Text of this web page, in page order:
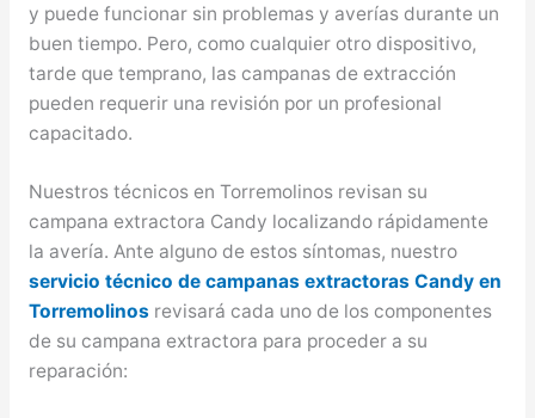
y puede funcionar sin problemas y averías durante un
buen tiempo. Pero, como cualquier otro dispositivo,
tarde que temprano, las campanas de extracción
pueden requerir una revisión por un profesional
capacitado.
Nuestros técnicos en Torremolinos revisan su
campana extractora Candy localizando rápidamente
la avería. Ante alguno de estos síntomas, nuestro
servicio técnico de campanas extractoras Candy en
Torremolinosrevisará cada uno de los componentes
de su campana extractora para proceder a su
reparación: